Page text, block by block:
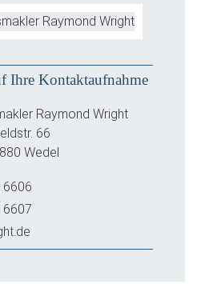
Ihre Kontaktaufnahme
Raymond Wright
66
Wedel